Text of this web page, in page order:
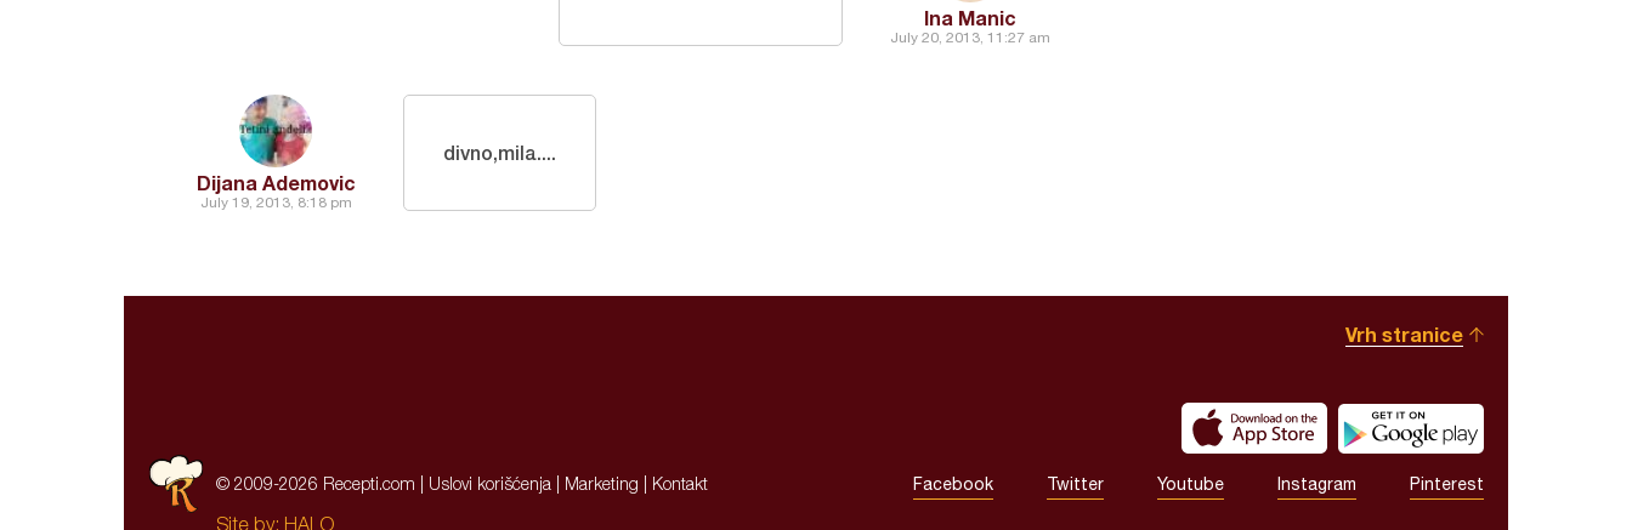
Ina Manic
July 20, 2013, 11:27 am
Dijana Ademovic
July 19, 2013, 8:18 pm
divno,mila....
Vrh stranice
© 2009-2026 Recepti.com | Uslovi korišćenja Marketing Kontakt Facebook Twitter Youtube Instagram Pinterest
Site by: HALO